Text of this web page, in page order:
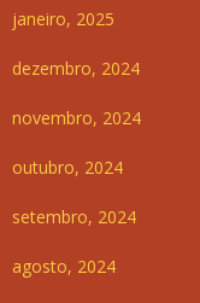
janeiro, 2025
dezembro, 2024
novembro, 2024
outubro, 2024
setembro, 2024
agosto, 2024